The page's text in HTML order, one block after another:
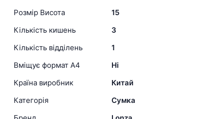
Розмір Висота
15
Кількість кишень
3
Кількість відділень
1
Вміщує формат А4
Ні
Країна виробник
Китай
Категорія
Сумка